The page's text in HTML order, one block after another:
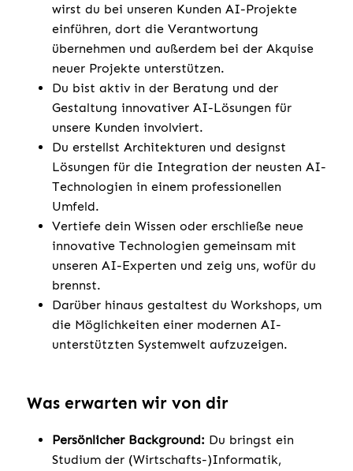
wirst du bei unseren Kunden AI-Projekte
einführen, dort die Verantwortung
übernehmen und außerdem bei der Akquise
neuer Projekte unterstützen.
Du bist aktiv in der Beratung und der
Gestaltung innovativer AI-Lösungen für
unsere Kunden involviert.
Du erstellst Architekturen und designst
Lösungen für die Integration der neusten AI-
Technologien in einem professionellen
Umfeld.
Vertiefe dein Wissen oder erschließe neue
innovative Technologien gemeinsam mit
unseren AI-Experten und zeig uns, wofür du
brennst.
Darüber hinaus gestaltest du Workshops, um
die Möglichkeiten einer modernen AI-
unterstützten Systemwelt aufzuzeigen.
Was erwarten wir von dir
Persönlicher Background: Du bringst ein
Studium der (Wirtschafts-)Informatik,